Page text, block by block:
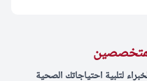
لتلبية احتياجاتك الصحية